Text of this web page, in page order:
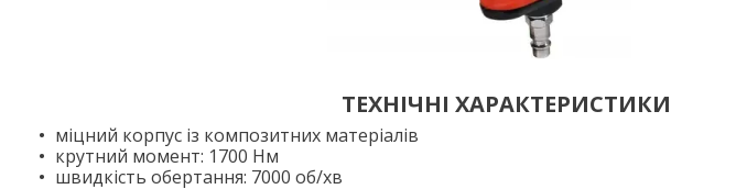
ТЕХНІЧНІ ХАРАКТЕРИСТИКИ
міцний корпус із композитних матеріалів
крутний момент: 1700 Нм
швидкість обертання: 7000 об/хв